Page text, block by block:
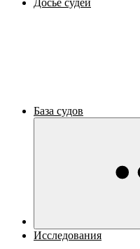
Досье судей
База судов
Исследования